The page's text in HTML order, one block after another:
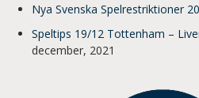
Nya Svenska Spelrestriktioner
Speltips 19/12 Tottenham –
december, 2021